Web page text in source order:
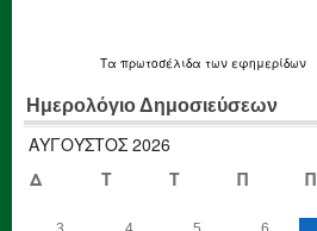
Τα πρωτοσέλιδα των εφημερίδων
Ημερολόγιο Δημοσιεύσεων
ΑΎΓΟΥΣΤΟΣ 2026
Δ
Τ Τ Π Π